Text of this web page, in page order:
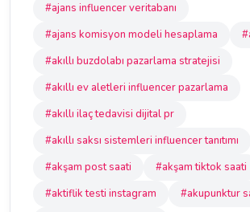
#ajans influencer veritabanı
#ajans komisyon modeli hesaplama
#akıllı buzdolabı pazarlama stratejisi
#akıllı ev aletleri influencer pazarlama
#akıllı ilaç tedavisi dijital pr
#akıllı saksı sistemleri influencer tanıtımı
#akşam post saati
#akşam tiktok saati
#aktiflik testi instagram
#akupunktur